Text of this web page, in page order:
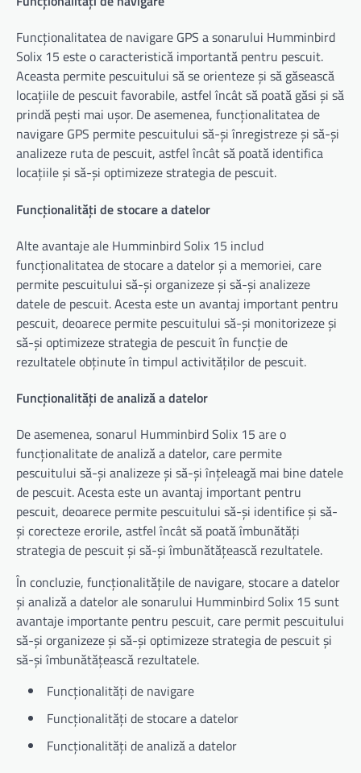
Funcționalitatea de navigare GPS a sonarului Humminbird
Solix 15 este o caracteristică importantă pentru pescuit.
Aceasta permite pescuitului să se orienteze și să găsească
locațiile de pescuit favorabile, astfel încât să poată găsi și să
prindă pești mai ușor. De asemenea, funcționalitatea de
navigare GPS permite pescuitului să-și înregistreze și să-și
analizeze ruta de pescuit, astfel încât să poată identifica
locațiile și să-și optimizeze strategia de pescuit.
Funcționalități de stocare a datelor
Alte avantaje ale Humminbird Solix 15 includ
funcționalitatea de stocare a datelor și a memoriei, care
permite pescuitului să-și organizeze și să-și analizeze
datele de pescuit. Acesta este un avantaj important pentru
pescuit, deoarece permite pescuitului să-și monitorizeze și
să-și optimizeze strategia de pescuit în funcție de
rezultatele obținute în timpul activităților de pescuit.
Funcționalități de analiză a datelor
De asemenea, sonarul Humminbird Solix 15 are o
funcționalitate de analiză a datelor, care permite
pescuitului să-și analizeze și să-și înțeleagă mai bine datele
de pescuit. Acesta este un avantaj important pentru
pescuit, deoarece permite pescuitului să-și identifice și să-
și corecteze erorile, astfel încât să poată îmbunătăți
strategia de pescuit și să-și îmbunătățească rezultatele.
În concluzie, funcționalitățile de navigare, stocare a datelor
și analiză a datelor ale sonarului Humminbird Solix 15 sunt
avantaje importante pentru pescuit, care permit pescuitului
să-și organizeze și să-și optimizeze strategia de pescuit și
să-și îmbunătățească rezultatele.
Funcționalități de navigare
Funcționalități de stocare a datelor
Funcționalități de analiză a datelor